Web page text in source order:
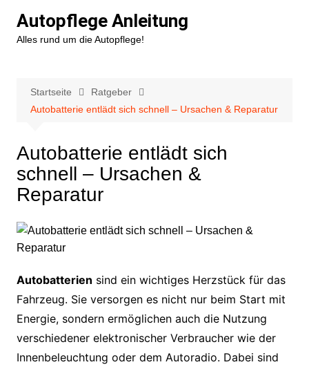
Inhalt
springen
Autopflege Anleitung
Alles rund um die Autopflege!
Startseite
Ratgeber
Autobatterie entlädt sich schnell – Ursachen & Reparatur
Autobatterie entlädt sich
schnell – Ursachen &
Reparatur
Autobatterien sind ein wichtiges Herzstück für das
Fahrzeug. Sie versorgen es nicht nur beim Start mit
Energie, sondern ermöglichen auch die Nutzung
verschiedener elektronischer Verbraucher wie der
Innenbeleuchtung oder dem Autoradio. Dabei sind